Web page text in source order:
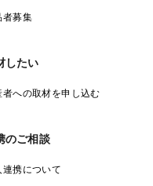
者募集
したい
者への取材を申し込む
のご相談
連携について